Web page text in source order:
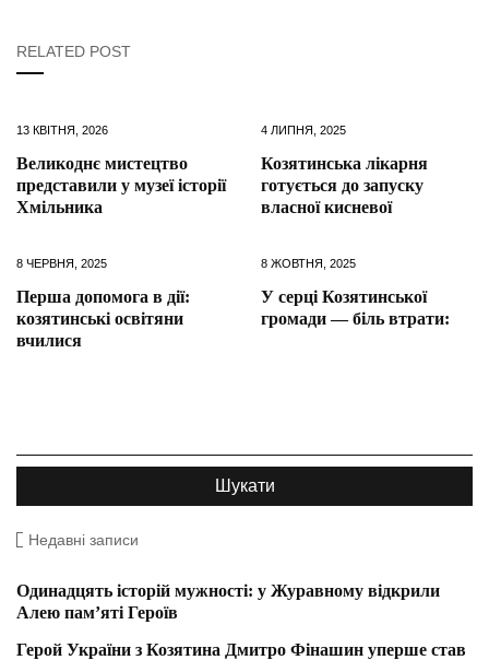
RELATED POST
13 КВІТНЯ, 2026
Великоднє мистецтво
представили у музеї історії
Хмільника
4 ЛИПНЯ, 2025
Козятинська лікарня
готується до запуску
власної кисневої
8 ЧЕРВНЯ, 2025
Перша допомога в дії:
козятинські освітяни
вчилися
8 ЖОВТНЯ, 2025
У серці Козятинської
громади — біль втрати:
Недавні записи
Одинадцять історій мужності: у Журавному відкрили
Алею пам’яті Героїв
Герой України з Козятина Дмитро Фінашин уперше став